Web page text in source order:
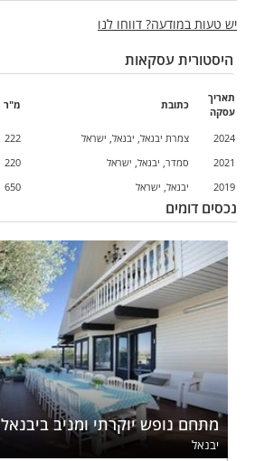
יש טעות במודעה? דווחו לנו
היסטורית עסקאות
תאריך
עסקה
כתובת מ"ר
2024
צמרת יבנאל, יבנאל, ישראל 222
2021
סמדר, יבנאל, ישראל 220
2019
יבנאל, ישראל 650
נכסים דומים
מתחם נופש יוקרתי ומניב ביבנאל
יבנאל